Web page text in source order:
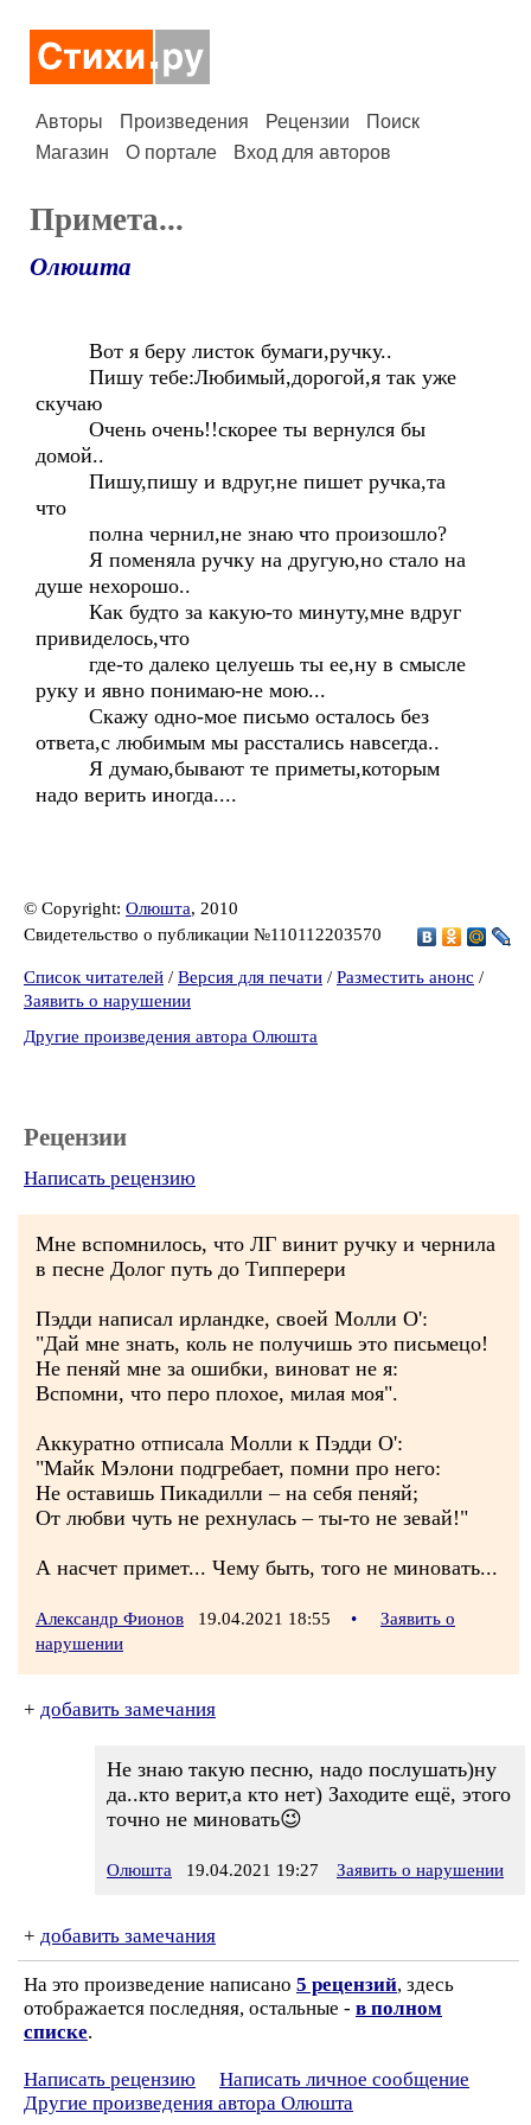
Авторы Произведения Рецензии
Поиск
Магазин
О портале Вход для авторов
Примета...
Олюшта
Вот я беру листок бумаги,ручку..
Пишу тебе:Любимый,дорогой,я так уже
скучаю
Очень очень!!скорее ты вернулся бы
домой..
Пишу,пишу и вдруг,не пишет ручка,та
что
полна чернил,не знаю что произошло?
Я поменяла ручку на другую,но стало на
душе нехорошо..
Как будто за какую-то минуту,мне вдруг
привиделось,что
где-то далеко целуешь ты ее,ну в смысле
руку и явно понимаю-не мою...
Скажу одно-мое письмо осталось без
ответа,с любимым мы расстались навсегда..
Я думаю,бывают те приметы,которым
надо верить иногда....
© Copyright: Олюшта, 2010
Свидетельство о публикации №110112203570
Список читателей / Версия для печати / Разместить анонс /
Заявить о нарушении
Другие произведения автора Олюшта
Рецензии
Написать рецензию
Мне вспомнилось, что ЛГ винит ручку и чернила
в песне Долог путь до Типперери
Пэдди написал ирландке, своей Молли О':
"Дай мне знать, коль не получишь это письмецо!
Не пеняй мне за ошибки, виноват не я:
Вспомни, что перо плохое, милая моя".
Аккуратно отписала Молли к Пэдди О':
"Майк Мэлони подгребает, помни про него:
Не оставишь Пикадилли – на себя пеняй;
От любви чуть не рехнулась – ты-то не зевай!"
А насчет примет... Чему быть, того не миновать...
Александр Фионов 19.04.2021 18:55 •
Заявить о
нарушении
+ добавить замечания
Не знаю такую песню, надо послушать)ну
да..кто верит,а кто нет) Заходите ещё, этого
точно не миновать😉
Олюшта 19.04.2021 19:27 Заявить о нарушении
+ добавить замечания
На это произведение написано 5 рецензий, здесь
отображается последняя, остальные - в полном
списке.
Написать рецензию
Написать личное сообщение
Другие произведения автора Олюшта